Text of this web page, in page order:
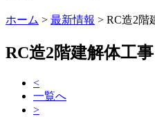
ホーム > 最新情報 > RC造2階
RC造2階建解体工
<
一覧へ
>